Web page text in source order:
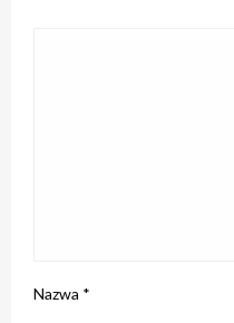
Nazwa *